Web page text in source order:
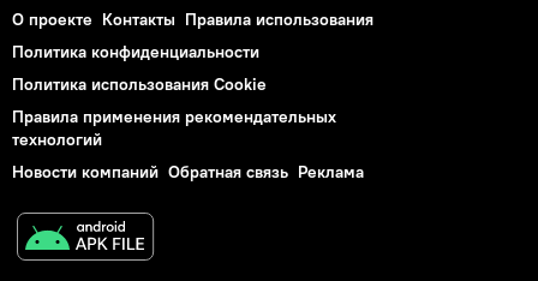
О проекте Контакты Правила использования
Политика конфиденциальности
Политика использования Cookie
Правила применения рекомендательных
технологий
Новости компаний Обратная связь Реклама